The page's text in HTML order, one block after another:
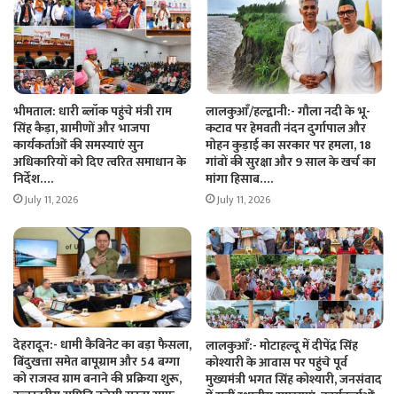
भीमताल: धारी ब्लॉक पहुंचे मंत्री राम
सिंह कैड़ा, ग्रामीणों और भाजपा
कार्यकर्ताओं की समस्याएं सुन
अधिकारियों को दिए त्वरित समाधान के
निर्देश….
July 11, 2026
लालकुआँ/हल्द्वानी:- गौला नदी के भू-
कटाव पर हेमवती नंदन दुर्गापाल और
मोहन कुड़ाई का सरकार पर हमला, 18
गांवों की सुरक्षा और 9 साल के खर्च का
मांगा हिसाब….
July 11, 2026
देहरादून:- धामी कैबिनेट का बड़ा फैसला,
बिंदुखत्ता समेत बापूग्राम और 54 बग्गा
को राजस्व ग्राम बनाने की प्रक्रिया शुरू,
लालकुआँ:- मोटाहल्दू में दीपेंद्र सिंह
कोश्यारी के आवास पर पहुंचे पूर्व
मुख्यमंत्री भगत सिंह कोश्यारी, जनसंवाद